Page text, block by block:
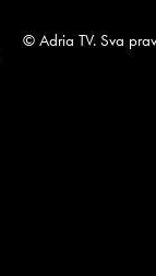
© Adria TV. Sva